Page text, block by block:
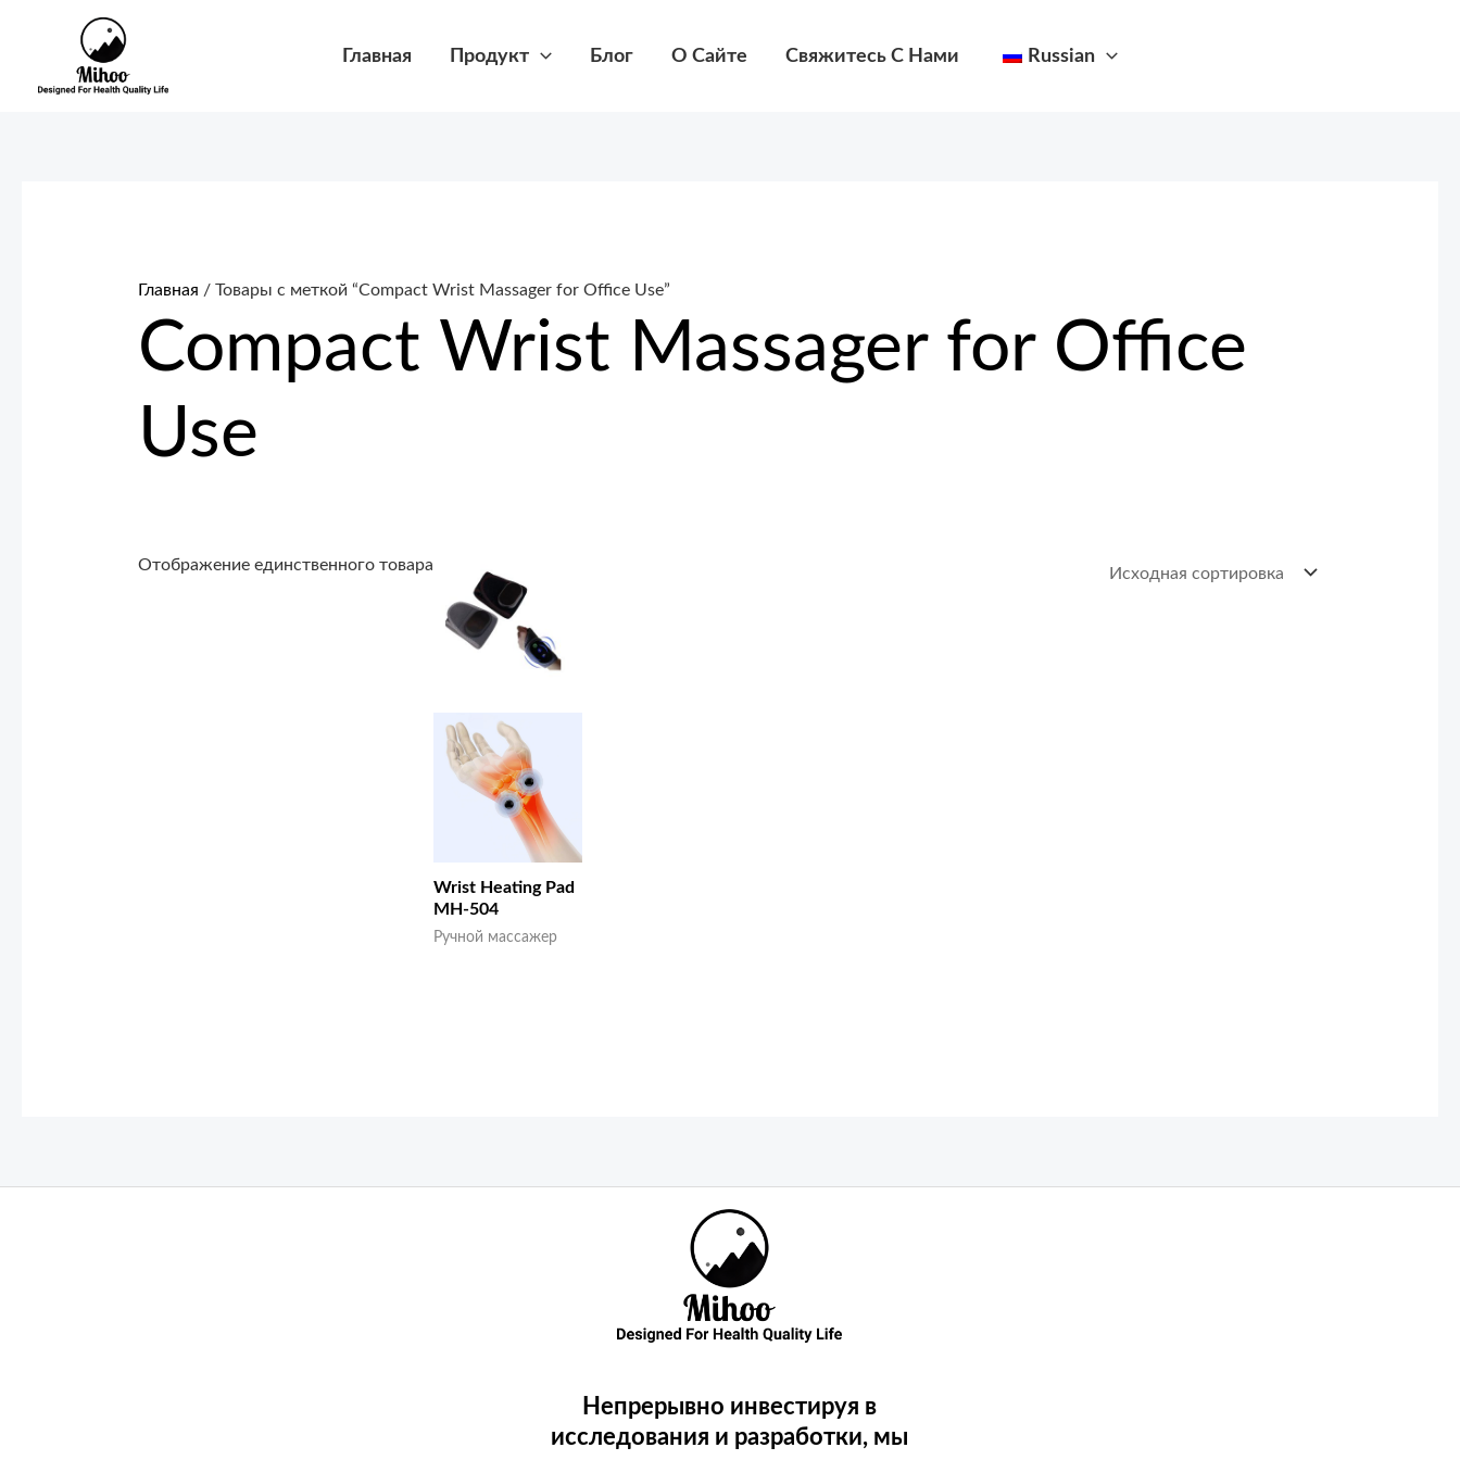
содержимому
Главная Продукт Блог О Сайте Свяжитесь С Нами Russian
Главная / Товары с меткой “Compact Wrist Massager for Office Use”
Compact Wrist Massager for Office
Use
Отображение единственного товара
Wrist Heating Pad
MH-504
Ручной массажер
Непрерывно инвестируя в
исследования и разработки, мы